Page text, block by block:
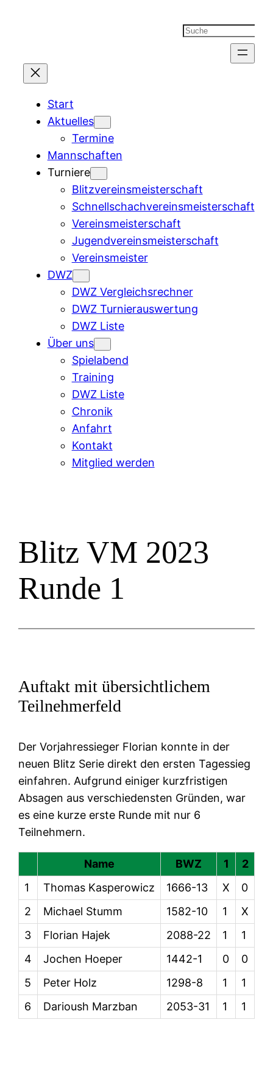
Suchen
Start
Aktuelles
Termine
Mannschaften
Turniere
Blitzvereinsmeisterschaft
Schnellschachvereinsmeisterschaft
Vereinsmeisterschaft
Jugendvereinsmeisterschaft
Vereinsmeister
DWZ
DWZ Vergleichsrechner
DWZ Turnierauswertung
DWZ Liste
Über uns
Spielabend
Training
DWZ Liste
Chronik
Anfahrt
Kontakt
Mitglied werden
Blitz VM 2023
Runde 1
Auftakt mit übersichtlichem
Teilnehmerfeld
Der Vorjahressieger Florian konnte in der
neuen Blitz Serie direkt den ersten Tagessieg
einfahren. Aufgrund einiger kurzfristigen
Absagen aus verschiedensten Gründen, war
es eine kurze erste Runde mit nur 6
Teilnehmern.
Name BWZ 1 2
1
Thomas Kasperowicz 1666-13 X 0
2
Michael Stumm 1582-10 1 X
3
Florian Hajek 2088-22 1 1
4
Jochen Hoeper 1442-1 0 0
5
Peter Holz 1298-8 1 1
6
Darioush Marzban 2053-31 1 1